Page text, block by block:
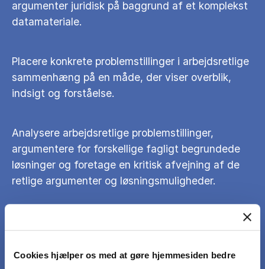
Cookies hjælper os med at gøre hjemmesiden bedre
argumenter juridisk på baggrund af et komplekst
datamateriale.
Placere konkrete problemstillinger i arbejdsretlige
sammenhæng på en måde, der viser overblik,
indsigt og forståelse.
Analysere arbejdsretlige problemstillinger,
argumentere for forskellige fagligt begrundede
løsninger og foretage en kritisk afvejning af de
retlige argumenter og løsningsmuligheder.
viser overblik, indsigt og forståelse for fagets